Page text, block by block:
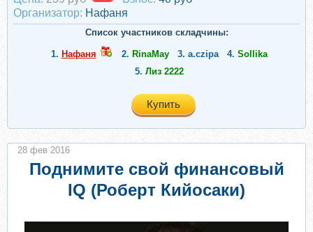
Организатор: Нафаня
Список участников складчины:
1. Нафаня 2. RinaMay 3. a.czipa 4. Sollika
5. Лиз 2222
Купить
Поднимите свой финансовый
IQ (Роберт Кийосаки)
28 фев 2016